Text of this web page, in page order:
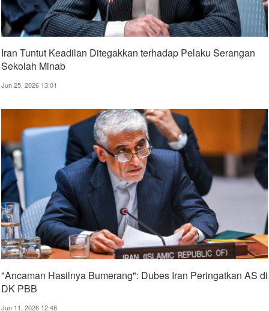
Iran Tuntut Keadilan Ditegakkan terhadap Pelaku Serangan
Sekolah Minab
Jun 25, 2026 13:01
"Ancaman Hasilnya Bumerang": Dubes Iran Peringatkan AS di
DK PBB
Jun 11, 2026 12:48